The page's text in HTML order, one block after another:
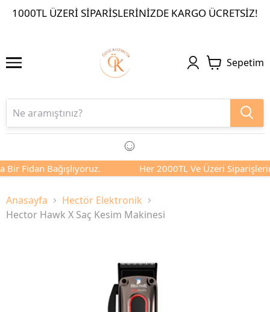
1000TL ÜZERI SIPARIŞLERINIZDE KARGO ÜCRETSIZ!
Sepetim
Fidan Bağışlıyoruz. Her 2000TL Ve Üzeri
Anasayfa
Hectör Elektronik
Hector Hawk X Saç Kesim Makinesi